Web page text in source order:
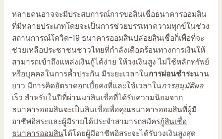
หลายคนอาจจะมีประสบการณ์การขอสินเชื่อธนาคารออมสิน
ที่มีหลายประเภทโดยจะเป็นการช่วยบรรเทาความทุกข์ในช่วง
สถานการณ์โควิด-19 ธนาคารออมสินปล่อยสินเชื่อก็เพื่อที่จะ
ช่วยเหลือประชาชนชาวไทยที่กำลังเดือดร้อนทางการเงินให้
สามารถเข้าถึงแหล่งเงินกู้ได้ง่าย ให้วงเงินสูง ไม่ใช้หลักทรัพย์
หรือบุคคลในการค้ำประกัน มีระยะเวลาในการผ่อนชำระนาน
ยาว มีการคิดอัตราดอกเบี้ยคงที่และใช้เวลาในการอนุมัติผล
เร็ว สำหรับในปีที่ผ่านมาสินเชื่อที่ได้รับความนิยมจาก
ธนาคารออมสินจะเป็นสินเชื่อเพื่อคุณธนาคารออมสินที่ผู้มี
อาชีพอิสระและผู้มีรายได้ประจำสามารถสมัครกู้สินเชื่อ
ธนาคารออมสินได้โดยผู้มีอาชีพอิสระจะได้รับวงเงินสูงสุด